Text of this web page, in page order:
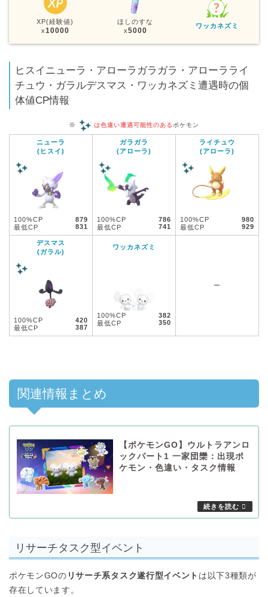
XP(経験値)
x10000
ほしのすな
x5000
ワッカネズミ
ヒスイニューラ・アローラガラガラ・アローラライ
チュウ・ガラルデスマス・ワッカネズミ遭遇時の個
体値CP情報
※ は色違い遭遇可能性のある ポケモン
ニューラ
(ヒスイ)
100%CP
879
最低CP
831
ガラガラ
(アローラ)
100%CP
786
最低CP
741
ライチュウ
(アローラ)
100%CP
980
最低CP
929
デスマス
(ガラル)
100%CP
420
最低CP
387
ワッカネズミ
100%CP
382
最低CP
350
ー
関連情報まとめ
【ポケモンGO】ウルトラアンロ
ックパート1 一家団欒：出現ポ
ケモン・色違い・タスク情報
リサーチタスク型イベント
ポケモンGOの リサーチ系タスク遂行型イベント は以下3種類が
存在しています。